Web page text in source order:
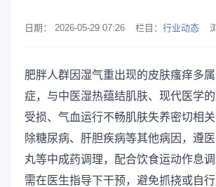
日期： 2026-05-29 07:26 栏目： 行业动态
肥胖人群因湿气重出现的皮肤瘙痒多
症，与中医湿热蕴结肌肤、现代医学
受损、气血运行不畅肌肤失养密切相
除糖尿病、肝胆疾病等其他病因，遵
丸等中成药调理，配合饮食运动作息
需在医生指导下干预，避免抓挠或自